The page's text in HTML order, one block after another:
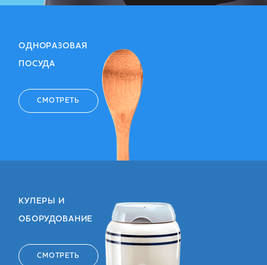
ОДНОРАЗОВАЯ
ПОСУДА
СМОТРЕТЬ
КУЛЕРЫ И
ОБОРУДОВАНИЕ
СМОТРЕТЬ